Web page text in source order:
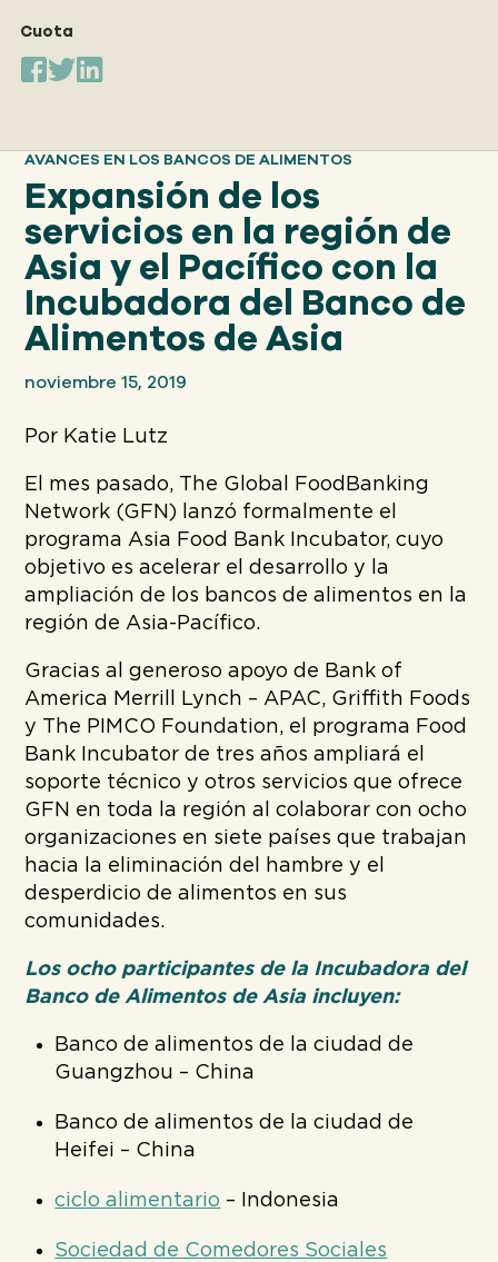
ENFOQUE
ACERCA
DE GFN
APOYE
NUESTRA MISIÓN
Cuota
AVANCES EN LOS BANCOS DE ALIMENTOS
Expansión de los
servicios en la región de
Asia y el Pacífico con la
Incubadora del Banco de
Alimentos de Asia
noviembre 15, 2019
Por Katie Lutz
El mes pasado, The Global FoodBanking
Network (GFN) lanzó formalmente el
programa Asia Food Bank Incubator, cuyo
objetivo es acelerar el desarrollo y la
ampliación de los bancos de alimentos en la
región de Asia-Pacífico.
Gracias al generoso apoyo de Bank of
America Merrill Lynch – APAC, Griffith Foods
y The PIMCO Foundation, el programa Food
Bank Incubator de tres años ampliará el
soporte técnico y otros servicios que ofrece
GFN en toda la región al colaborar con ocho
organizaciones en siete países que trabajan
hacia la eliminación del hambre y el
desperdicio de alimentos en sus
comunidades.
Los ocho participantes de la Incubadora del
Banco de Alimentos de Asia incluyen:
Banco de alimentos de la ciudad de
Guangzhou – China
Banco de alimentos de la ciudad de
Heifei – China
ciclo alimentario – Indonesia
Sociedad de Comedores Sociales